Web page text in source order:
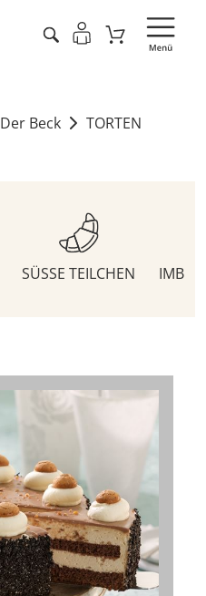
Der Beck
TORTEN
SÜSSE TEILCHEN